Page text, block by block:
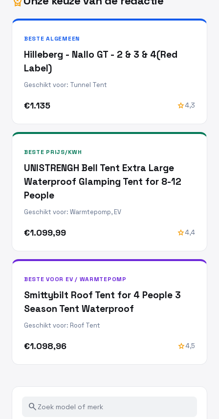
BESTE ALGEMEEN
Hilleberg - Nallo GT - 2 & 3 & 4(Red
Label)
Geschikt voor: Tunnel Tent
€1.135 star4,3
BESTE PRIJS/KWH
UNISTRENGH Bell Tent Extra Large
Waterproof Glamping Tent for 8-12
People
Geschikt voor: Warmtepomp, EV
€1.099,99 star4,4
BESTE VOOR EV / WARMTEPOMP
Smittybilt Roof Tent for 4 People 3
Season Tent Waterproof
Geschikt voor: Roof Tent
€1.098,96 star4,5
search